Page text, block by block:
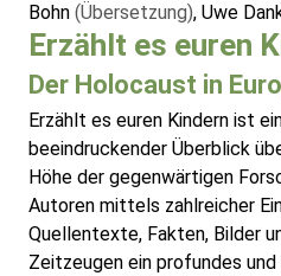
Bohn (Übersetzung), Uwe
Erzählt es euren
Der Holocaust in
Erzählt es euren Kindern ist
beeindruckender Überblick
Höhe der gegenwärtigen
Autoren mittels zahlreicher
Quellentexte, Fakten, Bilder
Zeitzeugen ein profundes